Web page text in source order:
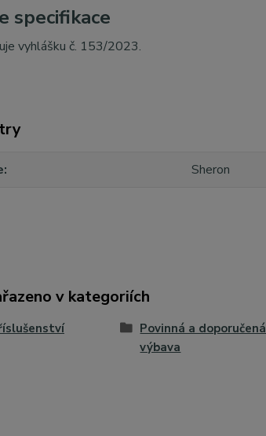
specifikace
vyhlášku č. 153/2023.
Sheron
v kategoriích
Povinná a doporučená
výbava